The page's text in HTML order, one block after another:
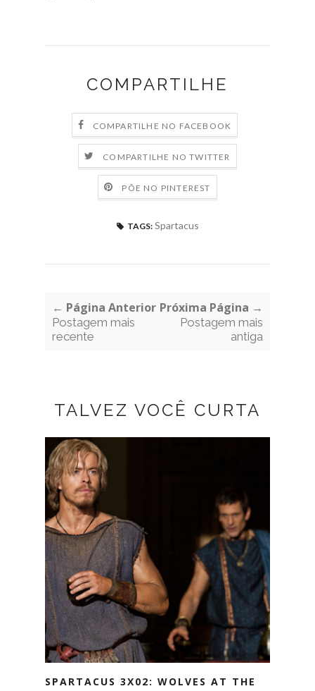
COMPARTILHE
COMPARTILHE NO FACEBOOK
COMPARTILHE NO TWITTER
PÕE NO PINTEREST
TAGS: Spartacus
← Página Anterior
Postagem mais
recente
Próxima Página →
Postagem mais
antiga
TALVEZ VOCÊ CURTA
SPARTACUS 3X02: WOLVES AT THE